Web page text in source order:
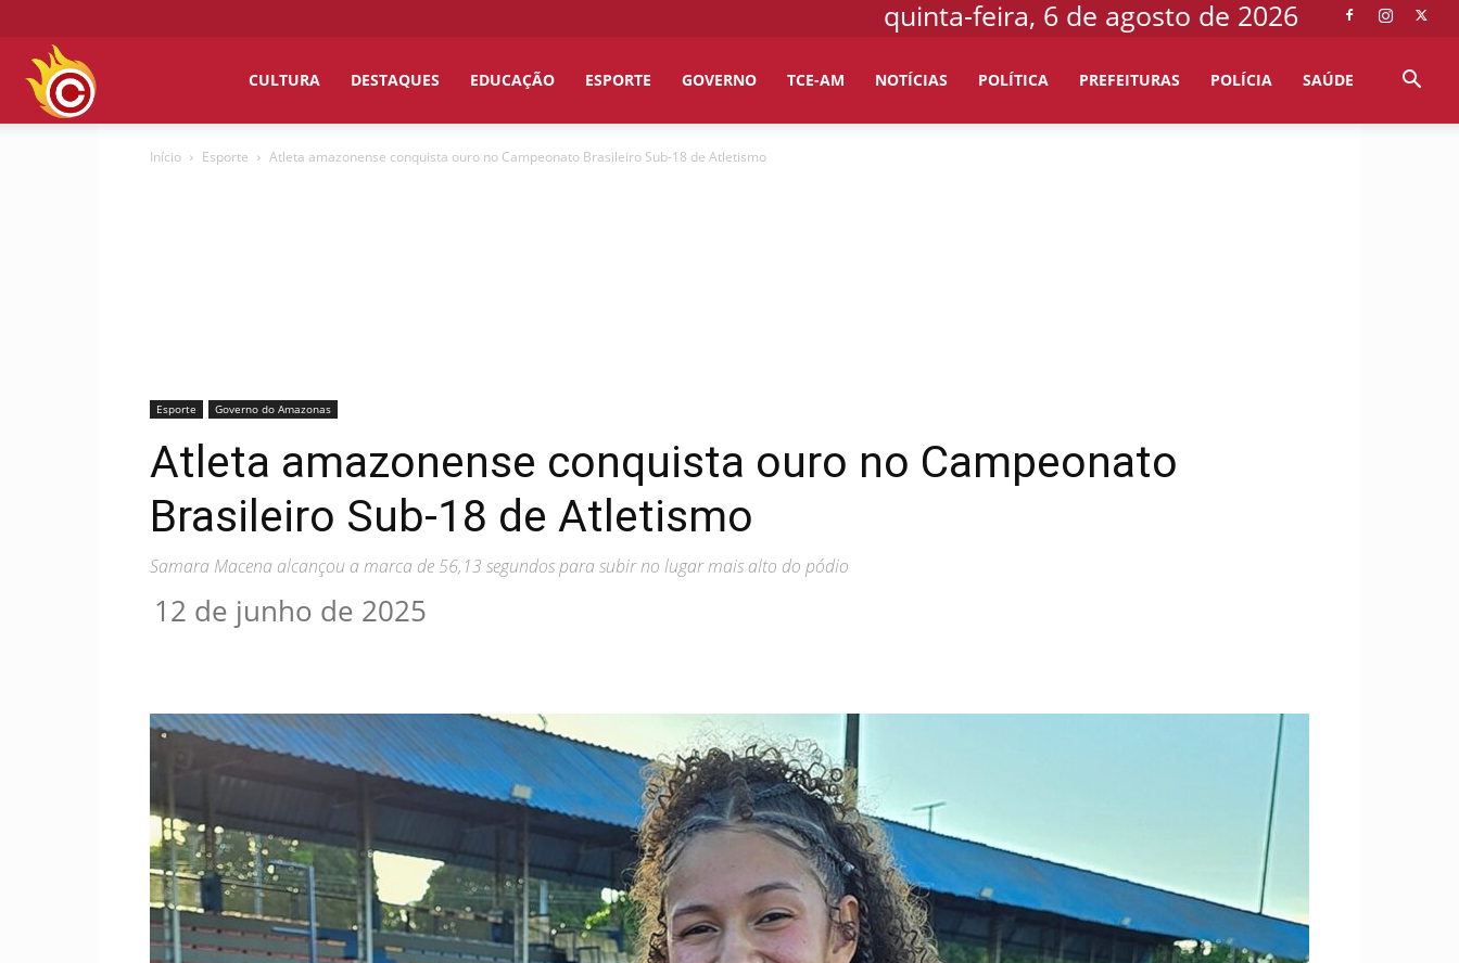
quinta-feira, 6 de agosto de 2026
CULTURA DESTAQUES EDUCAÇÃO ESPORTE GOVERNO TCE-AM NOTÍCIAS POLÍTICA PREFEITURAS POLÍCIA SAÚDE
Início Esporte Atleta amazonense conquista ouro no Campeonato Brasileiro Sub-18 de Atletismo
Esporte Governo do Amazonas
Atleta amazonense conquista ouro no Campeonato
Brasileiro Sub-18 de Atletismo
Samara Macena alcançou a marca de 56,13 segundos para subir no lugar mais alto do pódio
12 de junho de 2025